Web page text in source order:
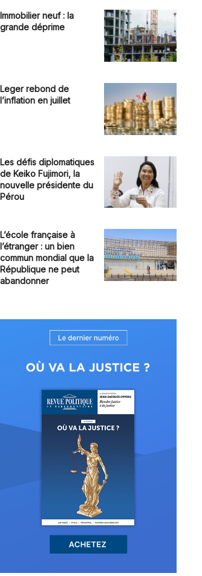
Immobilier neuf : la
grande déprime
Leger rebond de
l’inflation en juillet
Les défis diplomatiques
de Keiko Fujimori, la
nouvelle présidente du
Pérou
L’école française à
l’étranger : un bien
commun mondial que la
République ne peut
abandonner